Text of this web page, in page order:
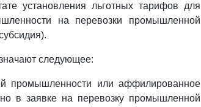
установления льготных тарифов для
на перевозки промышленной
следующее:
промышленности или аффилированное
в заявке на перевозку промышленной